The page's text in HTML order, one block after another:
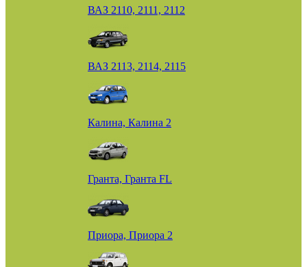
ВАЗ 2110, 2111, 2112
ВАЗ 2113, 2114, 2115
Калина, Калина 2
Гранта, Гранта FL
Приора, Приора 2